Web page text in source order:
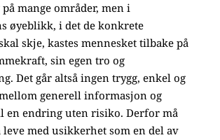
mange områder, men i
øyeblikk, i det de konkrete
skje, kastes mennesket tilbake på
sin egen tro og
Det går altså ingen trygg, enkel og
generell informasjon og
en endring uten risiko. Derfor må
med usikkerhet som en del av